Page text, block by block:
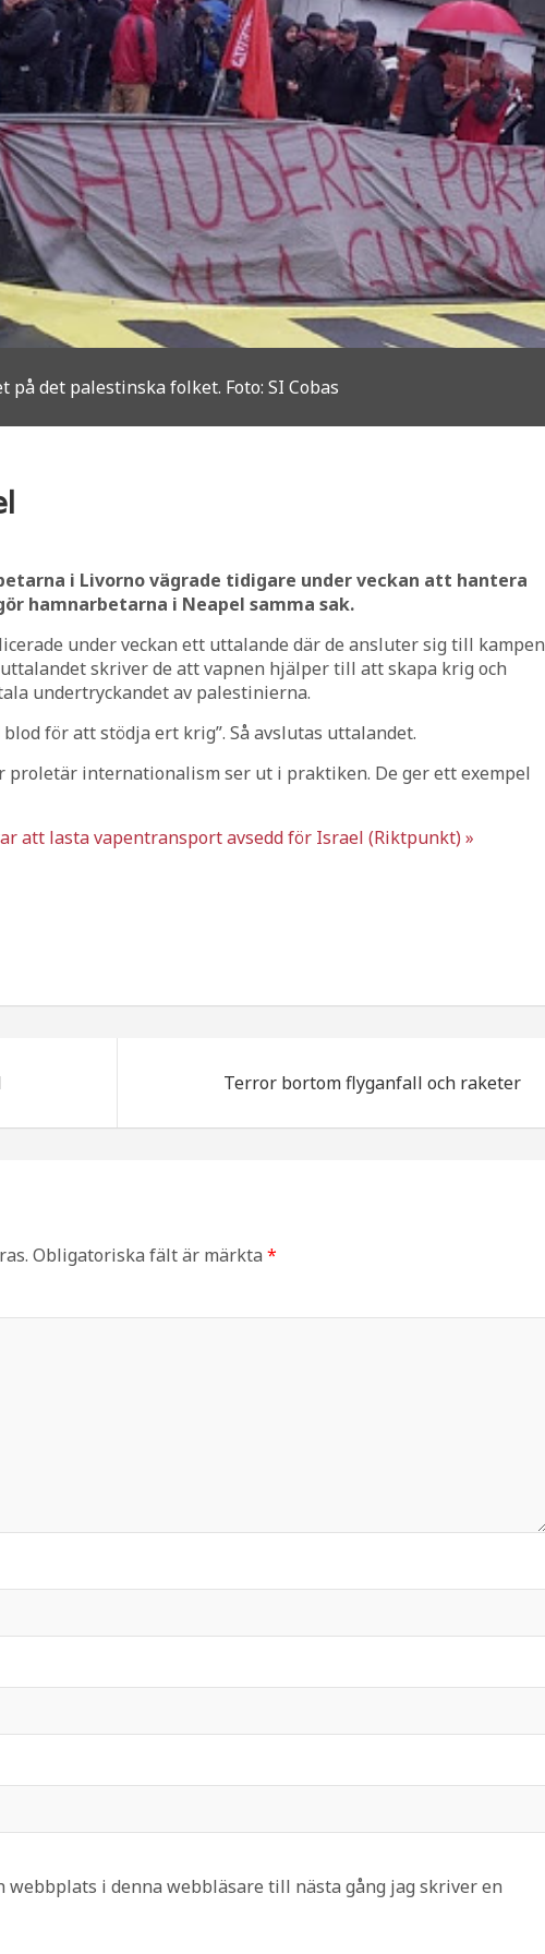
det palestinska folket. Foto: SI Cobas
i Livorno vägrade tidigare under veckan att hantera
hamnarbetarna i Neapel samma sak.
under veckan ett uttalande där de ansluter sig till kampen
skriver de att vapnen hjälper till att skapa krig och
undertryckandet av palestinierna.
för att stödja ert krig”. Så avslutas uttalandet.
internationalism ser ut i praktiken. De ger ett exempel
att lasta vapentransport avsedd för Israel (Riktpunkt) »
Terror bortom flyganfall och raketer
Obligatoriska fält är märkta *
webbplats i denna webbläsare till nästa gång jag skriver en